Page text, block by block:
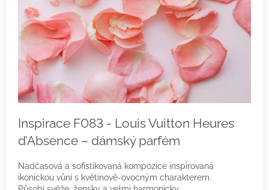
Inspirace F083 - Louis Vuitton Heures
d’Absence – dámský parfém
Nadčasová a sofistikovaná kompozice inspirovaná
ikonickou vůní s květinově-ovocným charakterem.